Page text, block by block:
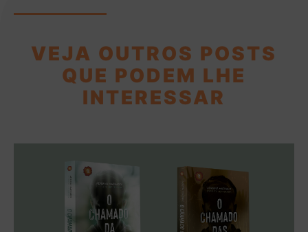
VEJA OUTROS POSTS
QUE PODEM LHE
INTERESSAR